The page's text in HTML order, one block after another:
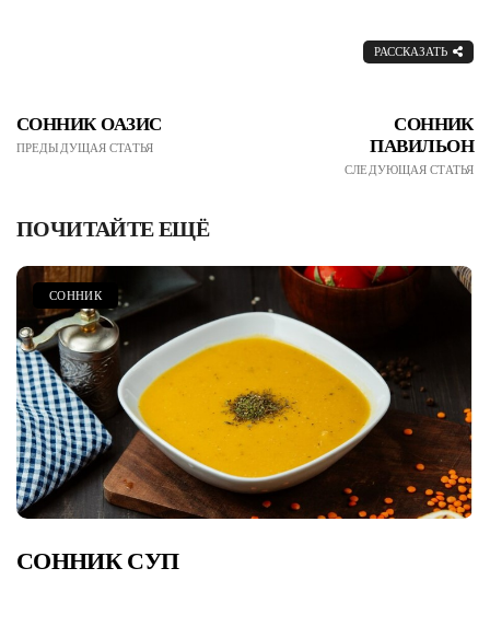
РАССКАЗАТЬ
СОННИК ОАЗИС
ПРЕДЫДУЩАЯ СТАТЬЯ
СОННИК
ПАВИЛЬОН
СЛЕДУЮЩАЯ СТАТЬЯ
ПОЧИТАЙТЕ ЕЩЁ
СОННИК
СОННИК СУП